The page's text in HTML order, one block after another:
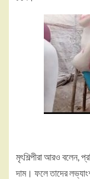
মৃৎশিল্পীরা আরও বলেন,
দাম। ফলে তাদের